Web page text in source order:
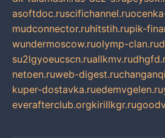
asoftdoc.ruscifichannel.ru
mudconnector.ruhitstih.rupik-
wundermoscow.ruolymp-clan.ru
su2lgyoeucscn.ruallkmv.ru
netoen.ruweb-digest.ru
kuper-dostavka.ruedemvgelen.ru
everafterclub.orgkirillkgr.ru